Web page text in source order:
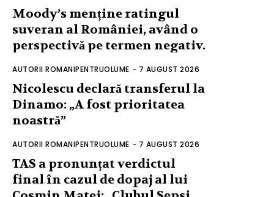
Moody’s menține ratingul
suveran al României, având o
perspectivă pe termen negativ.
AUTORII ROMANIPENTRUOLUME - 7 AUGUST 2026
Nicolescu declară transferul la
Dinamo: „A fost prioritatea
noastră”
AUTORII ROMANIPENTRUOLUME - 7 AUGUST 2026
TAS a pronunțat verdictul
final în cazul de dopaj al lui